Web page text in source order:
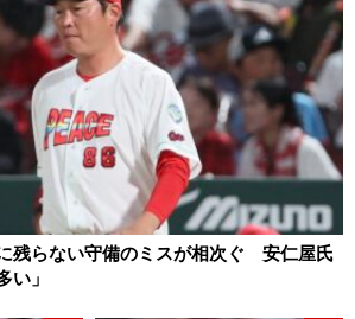
残らない守備のミスが相次ぐ 安仁屋氏
い」